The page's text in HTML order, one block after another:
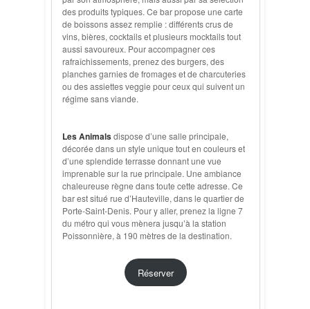
des produits typiques. Ce bar propose une carte
de boissons assez remplie : différents crus de
vins, bières, cocktails et plusieurs mocktails tout
aussi savoureux. Pour accompagner ces
rafraîchissements, prenez des burgers, des
planches garnies de fromages et de charcuteries
ou des assiettes veggie pour ceux qui suivent un
régime sans viande.
Les Animalsdispose d’une salle principale,
décorée dans un style unique tout en couleurs et
d’une splendide terrasse donnant une vue
imprenable sur la rue principale. Une ambiance
chaleureuse règne dans toute cette adresse. Ce
bar est situé rue d’Hauteville, dans le quartier de
Porte-Saint-Denis. Pour y aller, prenez la ligne 7
du métro qui vous mènera jusqu’à la station
Poissonnière, à 190 mètres de la destination.
Réserver